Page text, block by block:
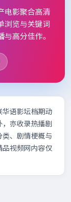
电影聚合高清
浏览与关键词
高分佳作。
语影坛档期动
亦收录热播剧
、剧情梗概与
视频网内容仅